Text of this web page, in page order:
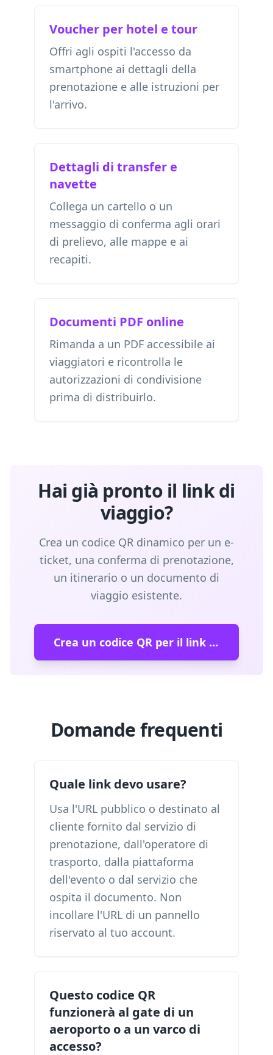
Voucher per hotel e tour
Offri agli ospiti l'accesso da
smartphone ai dettagli della
prenotazione e alle istruzioni per
l'arrivo.
Dettagli di transfer e
navette
Collega un cartello o un
messaggio di conferma agli orari
di prelievo, alle mappe e ai
recapiti.
Documenti PDF online
Rimanda a un PDF accessibile ai
viaggiatori e ricontrolla le
autorizzazioni di condivisione
prima di distribuirlo.
Hai già pronto il link di
viaggio?
Crea un codice QR dinamico per un e-
ticket, una conferma di prenotazione,
un itinerario o un documento di
viaggio esistente.
Crea un codice QR per il link di viaggio
Domande frequenti
Quale link devo usare?
Usa l'URL pubblico o destinato al
cliente fornito dal servizio di
prenotazione, dall'operatore di
trasporto, dalla piattaforma
dell'evento o dal servizio che
ospita il documento. Non
incollare l'URL di un pannello
riservato al tuo account.
Questo codice QR
funzionerà al gate di un
aeroporto o a un varco di
accesso?